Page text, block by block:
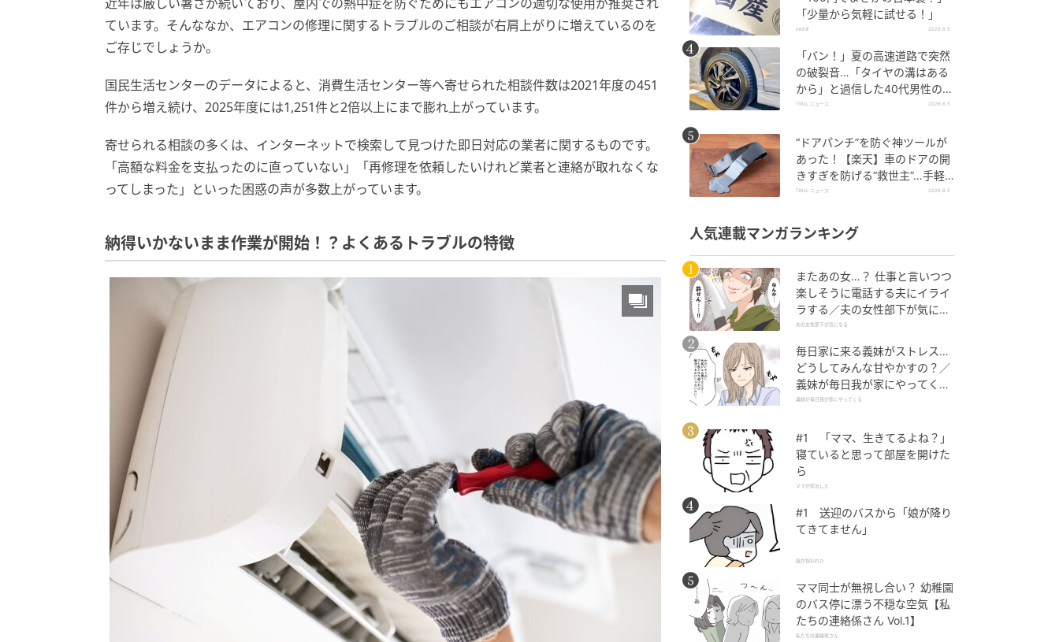
ています。そんななか、エアコンの修理に関するトラブルのご相談が右肩上がりに増えているのを
ご存じでしょうか。
国民生活センターのデータによると、消費生活センター等へ寄せられた相談件数は2021年度の451
件から増え続け、2025年度には1,251件と2倍以上にまで膨れ上がっています。
寄せられる相談の多くは、インターネットで検索して見つけた即日対応の業者に関するものです。
「高額な料金を支払ったのに直っていない」「再修理を依頼したいけれど業者と連絡が取れなくな
ってしまった」といった困惑の声が多数上がっています。
納得いかないまま作業が開始！？よくあるトラブルの特徴
「少量から気軽に試せる！」
michill 2026.8.5
「バン！」夏の高速道路で突然
の破裂音…「タイヤの溝はある
から」と過信した40代男性の後
悔
TRILL ニュース 2026.8.5
“ドアパンチ”を防ぐ神ツールが
あった！【楽天】車のドアの開
きすぎを防げる“救世主”…手軽
で「子どもの乗り降りに便利」
TRILL ニュース 2026.8.5
人気連載マンガランキング
またあの女…？ 仕事と言いつつ
楽しそうに電話する夫にイライ
ラする／夫の女性部下が気にな
る（1）【夫婦の危機 まんが】
夫の女性部下が気になる
毎日家に来る義妹がストレス…
どうしてみんな甘やかすの？／
義妹が毎日我が家にやってくる
（1）【義父母がシンドイんで
義妹が毎日我が家にやってくる
#1 「ママ、生きてるよね？」
寝ていると思って部屋を開けた
ら
ママが家出した
#1 送迎のバスから「娘が降り
てきてません」
娘が拐われた
ママ同士が無視し合い？ 幼稚園
のバス停に漂う不穏な空気【私
たちの連絡係さん Vol.1】
私たちの連絡係さん